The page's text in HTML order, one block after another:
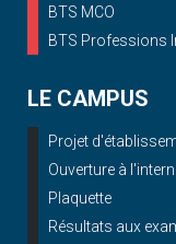
BTS MCO
BTS Professions
LE CAMPUS
Projet
Ouverture à
Plaquette
Résultats aux